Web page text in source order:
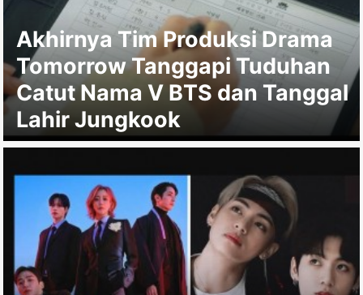
Akhirnya Tim Produksi Drama
Tomorrow Tanggapi Tuduhan
Catut Nama V BTS dan Tanggal
Lahir Jungkook